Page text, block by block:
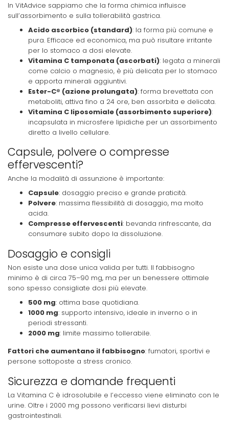
In VitAdvice sappiamo che la forma chimica influisce
sull’assorbimento e sulla tollerabilità gastrica.
Acido ascorbico (standard): la forma più comune e
pura. Efficace ed economica, ma può risultare irritante
per lo stomaco a dosi elevate.
Vitamina C tamponata (ascorbati): legata a minerali
come calcio o magnesio, è più delicata per lo stomaco
e apporta minerali aggiuntivi.
Ester-C® (azione prolungata): forma brevettata con
metaboliti, attiva fino a 24 ore, ben assorbita e delicata.
Vitamina C liposomiale (assorbimento superiore):
incapsulata in microsfere lipidiche per un assorbimento
diretto a livello cellulare.
Capsule, polvere o compresse
effervescenti?
Anche la modalità di assunzione è importante:
Capsule: dosaggio preciso e grande praticità.
Polvere: massima flessibilità di dosaggio, ma molto
acida.
Compresse effervescenti: bevanda rinfrescante, da
consumare subito dopo la dissoluzione.
Dosaggio e consigli
Non esiste una dose unica valida per tutti. Il fabbisogno
minimo è di circa 75–90 mg, ma per un benessere ottimale
sono spesso consigliate dosi più elevate.
500 mg: ottima base quotidiana.
1000 mg: supporto intensivo, ideale in inverno o in
periodi stressanti.
2000 mg: limite massimo tollerabile.
Fattori che aumentano il fabbisogno: fumatori, sportivi e
persone sottoposte a stress cronico.
Sicurezza e domande frequenti
La Vitamina C è idrosolubile e l’eccesso viene eliminato con le
urine. Oltre i 2000 mg possono verificarsi lievi disturbi
gastrointestinali.